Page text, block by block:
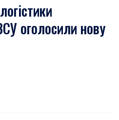
оголосили нову